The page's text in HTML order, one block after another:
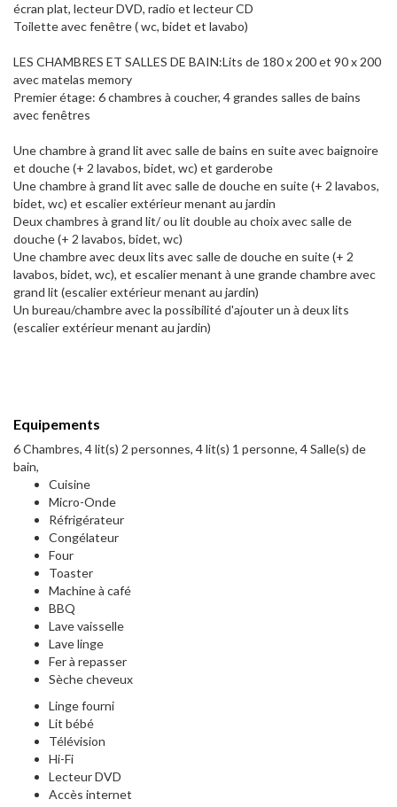
écran plat, lecteur DVD, radio et lecteur CD
Toilette avec fenêtre ( wc, bidet et lavabo)
LES CHAMBRES ET SALLES DE BAIN:Lits de 180 x 200 et 90 x 200
avec matelas memory
Premier étage: 6 chambres à coucher, 4 grandes salles de bains
avec fenêtres
Une chambre à grand lit avec salle de bains en suite avec baignoire
et douche (+ 2 lavabos, bidet, wc) et garderobe
Une chambre à grand lit avec salle de douche en suite (+ 2 lavabos,
bidet, wc) et escalier extérieur menant au jardin
Deux chambres à grand lit/ ou lit double au choix avec salle de
douche (+ 2 lavabos, bidet, wc)
Une chambre avec deux lits avec salle de douche en suite (+ 2
lavabos, bidet, wc), et escalier menant à une grande chambre avec
grand lit (escalier extérieur menant au jardin)
Un bureau/chambre avec la possibilité d'ajouter un à deux lits
(escalier extérieur menant au jardin)
Equipements
6 Chambres, 4 lit(s) 2 personnes, 4 lit(s) 1 personne, 4 Salle(s) de
bain,
Cuisine
Micro-Onde
Réfrigérateur
Congélateur
Four
Toaster
Machine à café
BBQ
Lave vaisselle
Lave linge
Fer à repasser
Sèche cheveux
Linge fourni
Lit bébé
Télévision
Hi-Fi
Lecteur DVD
Accès internet